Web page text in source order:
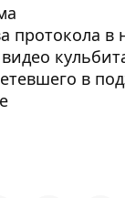
протокола в
в